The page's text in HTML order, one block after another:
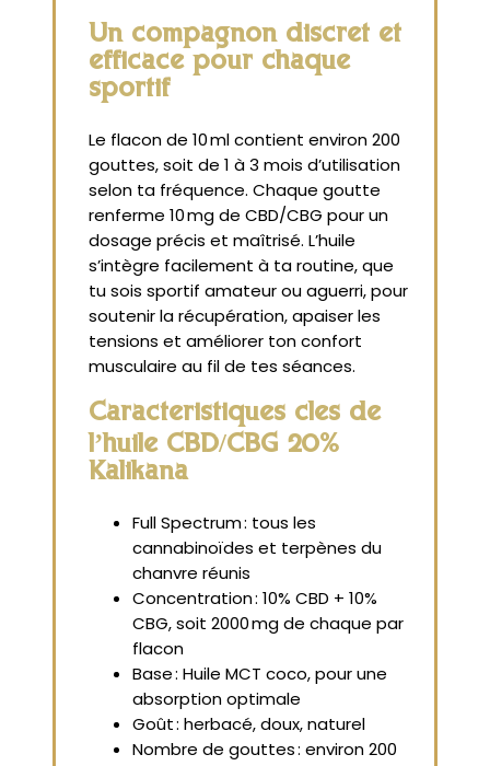
Un compagnon discret et
efficace pour chaque
sportif
Le flacon de 10 ml contient environ 200
gouttes, soit de 1 à 3 mois d’utilisation
selon ta fréquence. Chaque goutte
renferme 10 mg de CBD/CBG pour un
dosage précis et maîtrisé. L’huile
s’intègre facilement à ta routine, que
tu sois sportif amateur ou aguerri, pour
soutenir la récupération, apaiser les
tensions et améliorer ton confort
musculaire au fil de tes séances.
Caractéristiques clés de
l’huile CBD/CBG 20%
Kalikana
Full Spectrum : tous les
cannabinoïdes et terpènes du
chanvre réunis
Concentration : 10% CBD + 10%
CBG, soit 2000 mg de chaque par
flacon
Base : Huile MCT coco, pour une
absorption optimale
Goût : herbacé, doux, naturel
Nombre de gouttes : environ 200